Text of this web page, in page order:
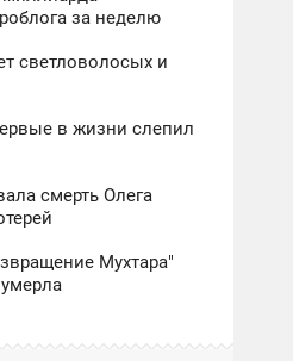
за неделю
светловолосых и
в жизни слепил
смерть Олега
Мухтара"